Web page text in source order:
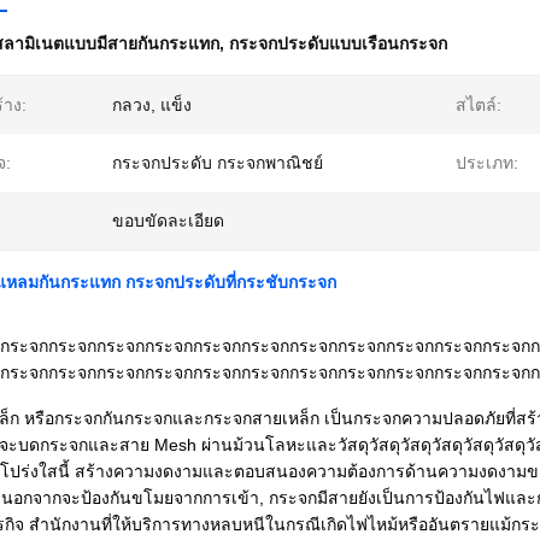
ลามิเนตแบบมีสายกันกระแทก, กระจกประดับแบบเรือนกระจก
ง: กลวง, แข็ง สไตล์:
: กระจกประดับ กระจกพาณิชย์ ประเภท:
ขอบขัดละเอียด
หลมกันกระแทก กระจกประดับที่กระชับกระจก
ระจกกระจกกระจกกระจกกระจกกระจกกระจกกระจกกระจกกระจกกระจ
ระจกกระจกกระจกกระจกกระจกกระจกกระจกกระจกกระจกกระจกกระจ
ก หรือกระจกกันกระจกและกระจกสายเหล็ก เป็นกระจกความปลอดภัยที่ส
จะบดกระจกและสาย Mesh ผ่านม้วนโลหะและวัสดุวัสดุวัสดุวัสดุวัสดุวัสดุ
ปร่งใสนี้ สร้างความงดงามและตอบสนองความต้องการด้านความงดงา
อกจากจะป้องกันขโมยจากการเข้า, กระจกมีสายยังเป็นการป้องกันไฟแ
จ สํานักงานที่ให้บริการทางหลบหนีในกรณีเกิดไฟไหม้หรืออันตรายแม้กร